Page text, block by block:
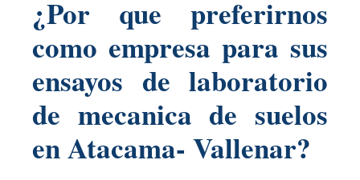
¿Por que preferirnos
como empresa para sus
ensayos de laboratorio
de mecanica de suelos
en Atacama- Vallenar?